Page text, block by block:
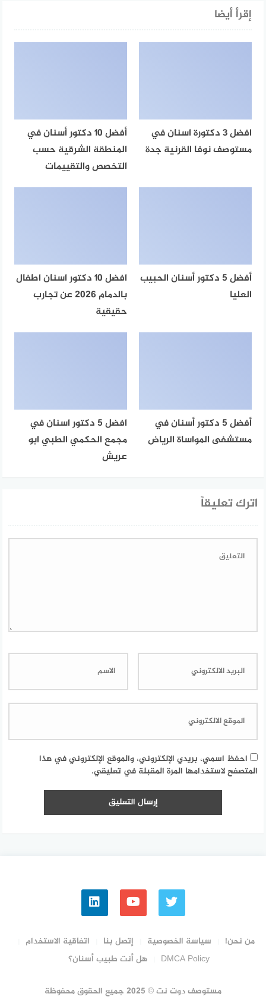
إقرأ أيضا
افضل 3 دكتورة اسنان في
مستوصف نوفا القرنية جدة
أفضل 10 دكتور أسنان في
المنطقة الشرقية حسب
التخصص والتقييمات
أفضل 5 دكتور أسنان الحبيب
العليا
افضل 10 دكتور اسنان اطفال
بالدمام 2026 عن تجارب
حقيقية
أفضل 5 دكتور أسنان في
مستشفى المواساة الرياض
افضل 5 دكتور اسنان في
مجمع الحكمي الطبي ابو
عريش
اترك تعليقاً
احفظ اسمي، بريدي الإلكتروني، والموقع الإلكتروني في هذا
المتصفح لاستخدامها المرة المقبلة في تعليقي.
من نحن! سياسة الخصوصية إتصل بنا
اتفاقية الاستخدام
DMCA Policy
هل أنت طبيب أسنان؟
مستوصف دوت نت © 2025 جميع الحقوق محفوظة